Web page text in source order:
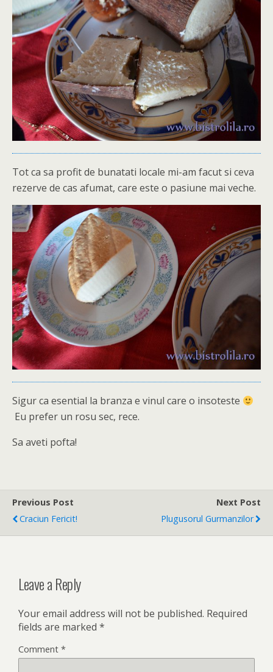
Tot ca sa profit de bunatati locale mi-am facut si ceva
rezerve de cas afumat, care este o pasiune mai veche.
Sigur ca esential la branza e vinul care o insoteste
Eu prefer un rosu sec, rece.
Sa aveti pofta!
Previous Post
Craciun Fericit!
Next Post
Plugusorul Gurmanzilor
Leave a Reply
Your email address will not be published. Required
fields are marked *
Comment *